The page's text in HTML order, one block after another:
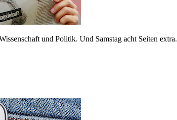
und Politik. Und Samstag acht Seiten extra.